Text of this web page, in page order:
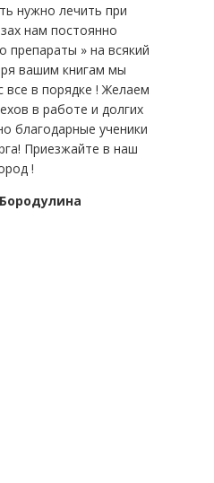
нужно лечить при
нам постоянно
препараты » на всякий
вашим книгам мы
все в порядке ! Желаем
в работе и долгих
благодарные ученики
Приезжайте в наш
!